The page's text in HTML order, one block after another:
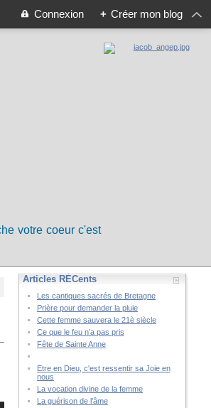
Connexion + Créer mon blog
votre coeur c'est
Articles RÉCents
Les cantiques sacrés de Bretagne
Prière pour demander la pluie
Cette femme sauvera le 21è siècle
Ce que le feu n’a pas pris
Fête de Sainte Anne
Etre en Dieu, c'est ressentir sa Joie en
nous
La vocation divine de la femme
La guérison de l’âme